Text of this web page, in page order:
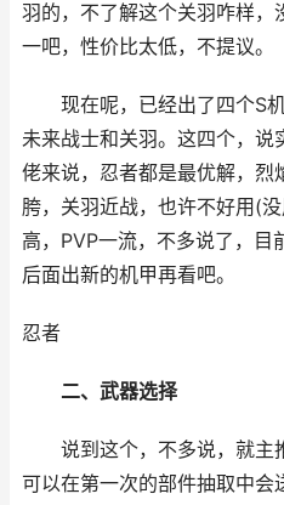
羽的，不了解这个关羽咋样，
一吧，性价比太低，不提议。
现在呢，已经出了四个S机
未来战士和关羽。这四个，说
佬来说，忍者都是最优解，烈
胯，关羽近战，也许不好用(
高，PVP一流，不多说了，目
后面出新的机甲再看吧。
忍者
二、武器选择
说到这个，不多说，就主
可以在第一次的部件抽取中